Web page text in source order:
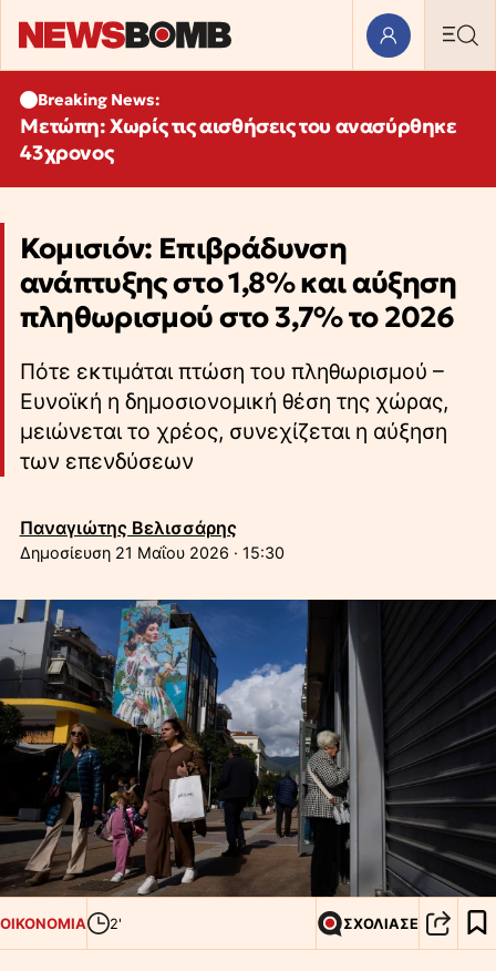
Breaking News:
Μετώπη: Χωρίς τις αισθήσεις του ανασύρθηκε
43χρονος
Κομισιόν: Επιβράδυνση
ανάπτυξης στο 1,8% και αύξηση
πληθωρισμού στο 3,7% το 2026
Πότε εκτιμάται πτώση του πληθωρισμού –
Ευνοϊκή η δημοσιονομική θέση της χώρας,
μειώνεται το χρέος, συνεχίζεται η αύξηση
των επενδύσεων
Παναγιώτης Βελισσάρης
21 Μαΐου 2026 · 15:30
ΟΙΚΟΝΟΜΙΑ 2' ΣΧΟΛΙΑΣΕ